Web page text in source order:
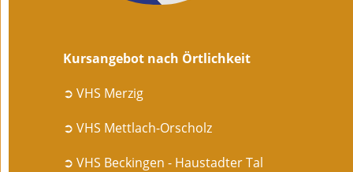
Kursangebot nach Örtlichkeit
➲ VHS Merzig
➲ VHS Mettlach-Orscholz
➲ VHS Beckingen - Haustadter Tal